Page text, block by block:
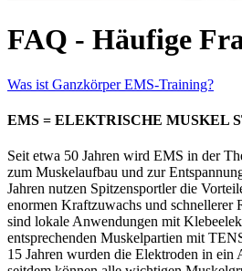
FAQ - Häufige
Was ist Ganzkörper EMS-Training?
EMS = ELEKTRISCHE MUSKEL
Seit etwa 50 Jahren wird EMS in der
zum Muskelaufbau und zur
Jahren nutzen Spitzensportler die
enormen Kraftzuwachs und schnellerer
sind lokale Anwendungen mit
entsprechenden Muskelpartien mit
15 Jahren wurden die Elektroden in ein